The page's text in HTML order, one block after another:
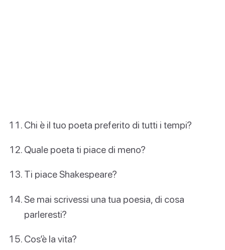
Chi è il tuo poeta preferito di tutti i tempi?
Quale poeta ti piace di meno?
Ti piace Shakespeare?
Se mai scrivessi una tua poesia, di cosa
parleresti?
Cos’è la vita?